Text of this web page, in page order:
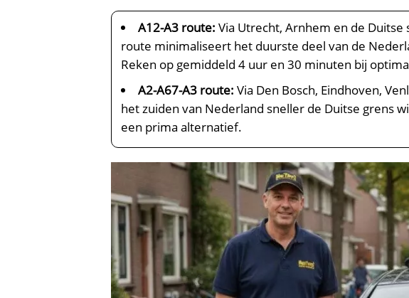
A12-A3 route: Via Utrecht, Arnhem en de
route minimaliseert het duurste deel van de
Reken op gemiddeld 4 uur en 30 minuten bij
A2-A67-A3 route: Via Den Bosch, Eindhoven,
het zuiden van Nederland sneller de Duitse grens
een prima alternatief.